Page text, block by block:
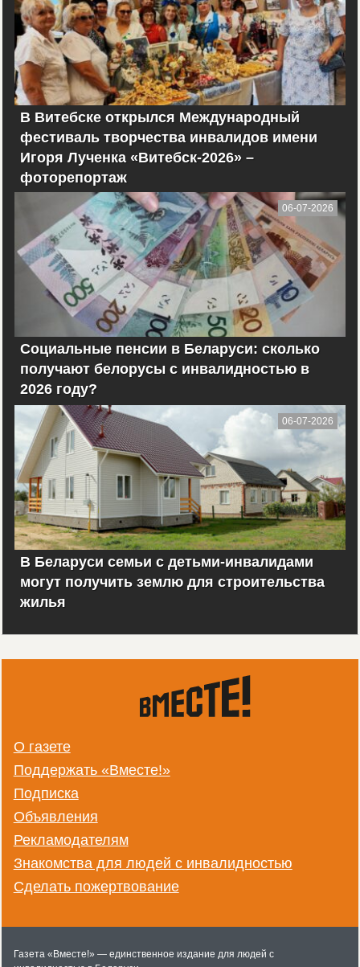
В Витебске открылся Международный
фестиваль творчества инвалидов имени
Игоря Лученка «Витебск-2026» –
фоторепортаж
06-07-2026
Социальные пенсии в Беларуси: сколько
получают белорусы с инвалидностью в
2026 году?
06-07-2026
В Беларуси семьи с детьми-инвалидами
могут получить землю для строительства
жилья
О газете
Поддержать «Вместе!»
Подписка
Объявления
Рекламодателям
Знакомства для людей с инвалидностью
Сделать пожертвование
Газета «Вместе!» — единственное издание для людей с